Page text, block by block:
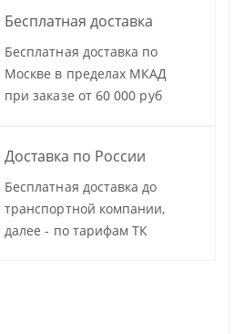
Бесплатная доставка
Бесплатная доставка по
Москве в пределах МКАД
при заказе от 60 000 руб
Доставка по России
Бесплатная доставка до
транспортной компании,
далее - по тарифам ТК